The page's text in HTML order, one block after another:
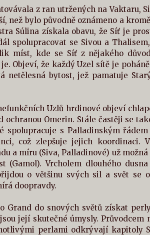
z ran utržených na Vaktaru,
než bylo původně oznámeno a
Súlina získala obavu, že Síť je
spolupracovat se Sivou a
míst, kde se Síť z nějakého
Objeví, že každý Uzel sítě je
netělesná bytost, jež pamatuje
Uzlů hrdinové objeví
ochranou Omerin. Stále častěji se
spolupracuje s Palladinským
což zlepšuje jejich koordinaci.
a míru (Siva, Palladinové) už
(Gamol). Vrcholem dlouhého
o většinu svých sil a svět se
doopravdy.
Grand do snových světů získat
její skutečné úmysly. Průvodcem
perlami odkrývají kapitoly